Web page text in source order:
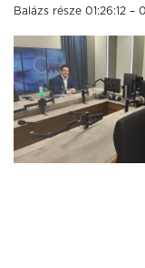
Balázs része 01:26:12 –